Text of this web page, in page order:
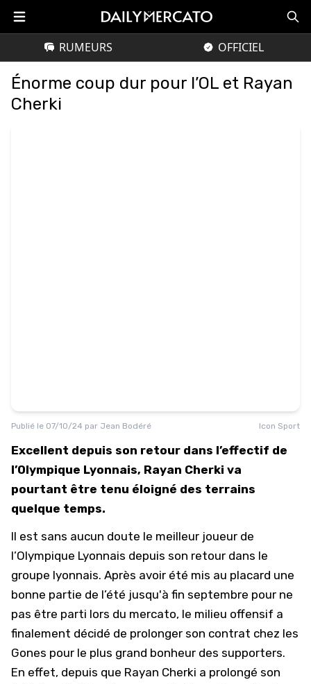
RUMEURS OFFICIEL
Énorme coup dur pour l’OL et Rayan
Cherki
Publié le 07/10/24 par Jean Bodéré Icon Sport
Excellent depuis son retour dans l’effectif de
l’Olympique Lyonnais, Rayan Cherki va
pourtant être tenu éloigné des terrains
quelque temps.
Il est sans aucun doute le meilleur joueur de
l’Olympique Lyonnais depuis son retour dans le
groupe lyonnais. Après avoir été mis au placard une
bonne partie de l’été jusqu'à fin septembre pour ne
pas être parti lors du mercato, le milieu offensif a
finalement décidé de prolonger son contrat chez les
Gones pour le plus grand bonheur des supporters.
En effet, depuis que Rayan Cherki a prolongé son